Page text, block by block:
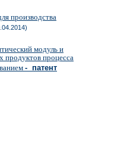
производства
модуль и
продуктов процесса
- патент